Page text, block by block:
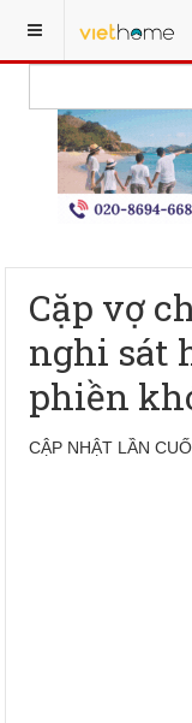
Cặp vợ
nghi sát
phiền
CẬP NHẬT LẦN